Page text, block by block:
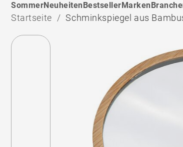
SommerNeuheitenBestsellerMarken
Startseite Schminkspiegel aus
Arbeitstage
nach
Druckfreigabe